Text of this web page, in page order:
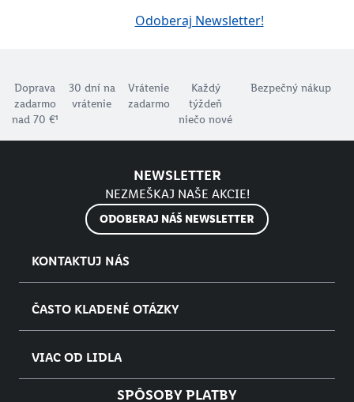
Odoberaj Newsletter!
Doprava
zadarmo
nad 70 €¹
30 dní na
vrátenie
Vrátenie
zadarmo
Každý
týždeň
niečo nové
Bezpečný nákup
NEWSLETTER
NEZMEŠKAJ NAŠE AKCIE!
ODOBERAJ NÁŠ NEWSLETTER
KONTAKTUJ NÁS
ČASTO KLADENÉ OTÁZKY
VIAC OD LIDLA
SPÔSOBY PLATBY